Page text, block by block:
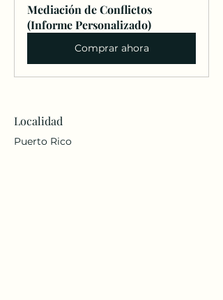
Mediación de Conflictos
(Informe Personalizado)
Comprar ahora
Localidad
Puerto Rico